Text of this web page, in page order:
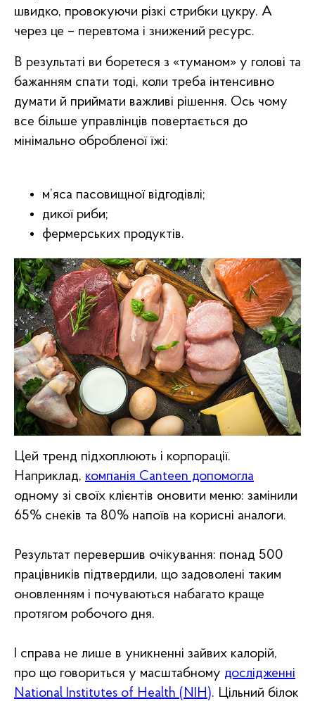
швидко, провокуючи різкі стрибки цукру. А
через це – перевтома і знижений ресурс.
В результаті ви боретеся з «туманом» у голові та
бажанням спати тоді, коли треба інтенсивно
думати й приймати важливі рішення. Ось чому
все більше управлінців повертається до
мінімально обробленої їжі:
м’яса пасовищної відгодівлі;
дикої риби;
фермерських продуктів.
Цей тренд підхоплюють і корпорації.
Наприклад, компанія Canteen допомогла
одному зі своїх клієнтів оновити меню: замінили
65% снеків та 80% напоїв на корисні аналоги.
Результат перевершив очікування: понад 500
працівників підтвердили, що задоволені таким
оновленням і почуваються набагато краще
протягом робочого дня.
І справа не лише в уникненні зайвих калорій,
про що говориться у масштабному дослідженні
National Institutes of Health (NIH). Цільний білок